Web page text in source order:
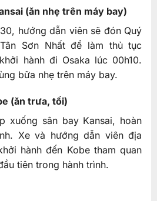
(ăn nhẹ trên máy bay)
hướng dẫn viên sẽ đón Quý
Sơn Nhất để làm thủ tục
hành đi Osaka lúc 00h10.
bữa nhẹ trên máy bay.
(ăn trưa, tối)
xuống sân bay Kansai, hoàn
Xe và hướng dẫn viên địa
hành đến Kobe tham quan
tiên trong hành trình.